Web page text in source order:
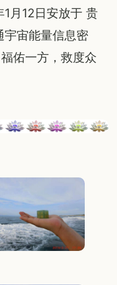
月12日安放于 贵
宇宙能量信息密
佑一方，救度众